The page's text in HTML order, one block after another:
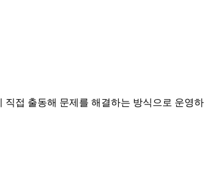
직접 출동해 문제를 해결하는 방식으로 운영하